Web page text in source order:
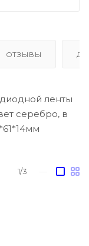
ОТЗЫВЫ
ленты
серебро, в
1/3